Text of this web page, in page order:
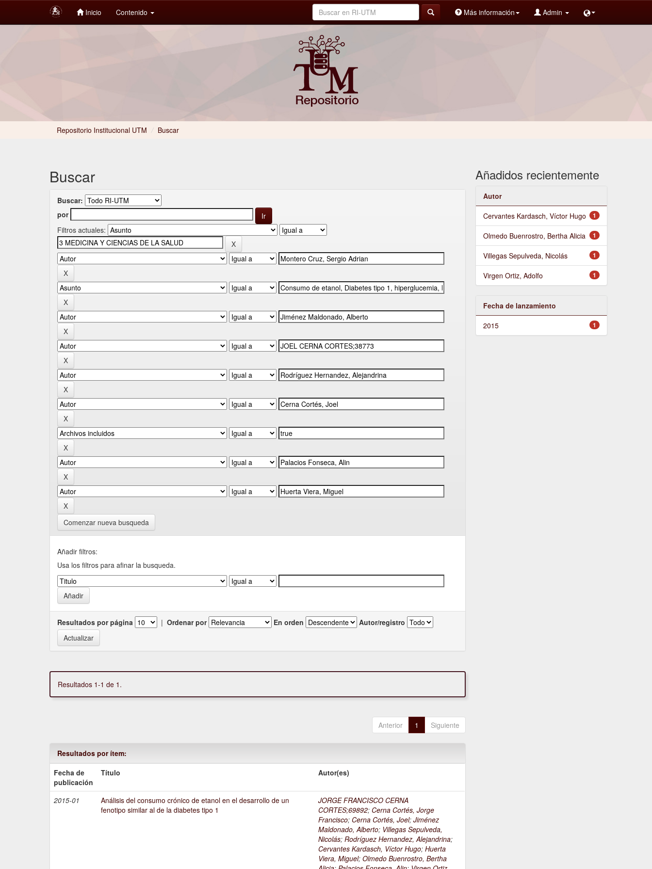
Inicio Contenido Más información Admin
Repositorio Institucional UTM / Buscar
Buscar
Buscar:
por
Filtros actuales:
Comenzar nueva busqueda
Añadir filtros:
Usa los filtros para afinar la busqueda.
Resultados por página | Ordenar por En orden Autor/registro
Resultados 1-1 de 1.
Anterior 1 Siguiente
Resultados por ítem:
Fecha de
publicación
Título Autor(es)
2015-01
Análisis del consumo crónico de etanol en el desarrollo de un
fenotipo similar al de la diabetes tipo 1
JORGE FRANCISCO CERNA
CORTES;69892; Cerna Cortés, Jorge
Francisco; Cerna Cortés, Joel;Jiménez
Maldonado, Alberto; Villegas Sepulveda,
Nicolás;Rodríguez Hernandez, Alejandrina;
Cervantes Kardasch, Víctor Hugo;Huerta
Viera, Miguel;Olmedo Buenrostro, Bertha
Añadidos recientemente
Autor
1
Cervantes Kardasch, Víctor Hugo
1
Olmedo Buenrostro, Bertha Alicia
1
Villegas Sepulveda, Nicolás
1
Virgen Ortiz, Adolfo
Fecha de lanzamiento
1
2015